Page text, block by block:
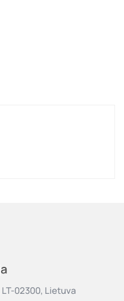
02300, Lietuva